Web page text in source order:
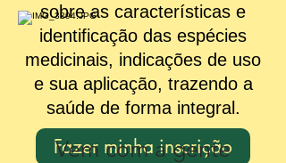
sobre as características e
identificação das espécies
medicinais, indicações de uso
e sua aplicação, trazendo a
saúde de forma integral.
Fazer minha inscrição
Vem com a gente